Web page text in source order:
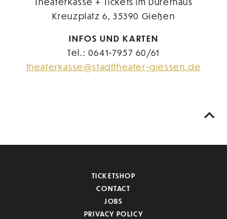
Kreuzplatz 6, 35390 Gießen
INFOS UND KARTEN
Tel.: 0641-7957 60/61
theaterkasse@stadttheater-giessen.de
TICKETSHOP
CONTACT
JOBS
PRIVACY POLICY